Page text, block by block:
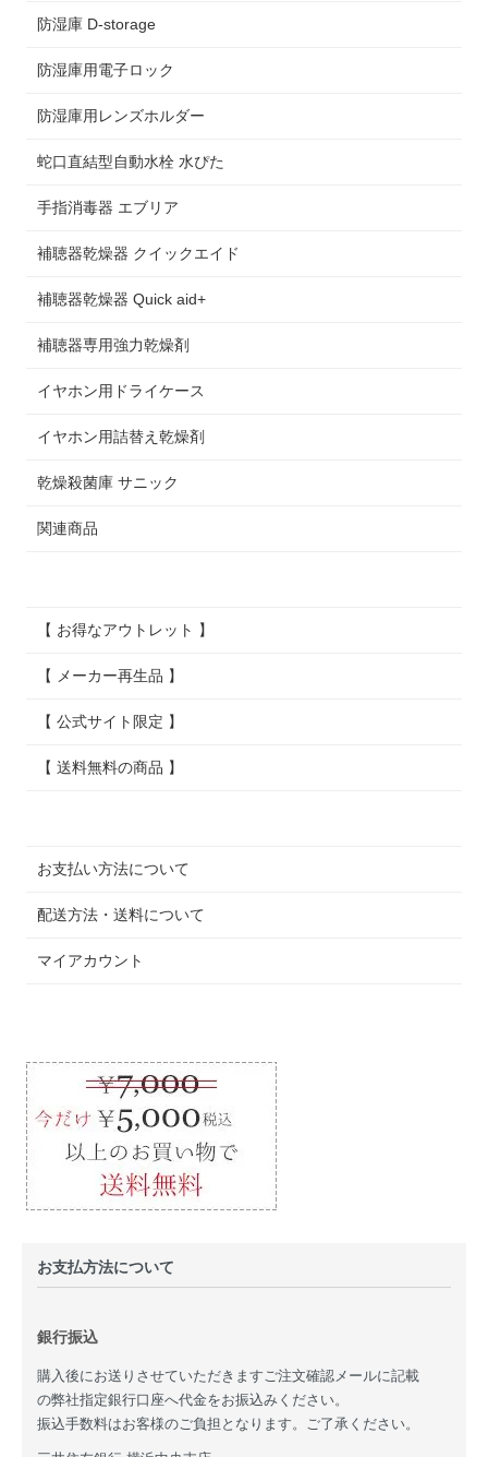
防湿庫 D-storage
防湿庫用電子ロック
防湿庫用レンズホルダー
蛇口直結型自動水栓 水ぴた
手指消毒器 エブリア
補聴器乾燥器 クイックエイド
補聴器乾燥器 Quick aid+
補聴器専用強力乾燥剤
イヤホン用ドライケース
イヤホン用詰替え乾燥剤
乾燥殺菌庫 サニック
関連商品
【 お得なアウトレット 】
【 メーカー再生品 】
【 公式サイト限定 】
【 送料無料の商品 】
お支払い方法について
配送方法・送料について
マイアカウント
お支払方法について
銀行振込
購入後にお送りさせていただきますご注文確認メールに記載
の弊社指定銀行口座へ代金をお振込みください。
振込手数料はお客様のご負担となります。ご了承ください。